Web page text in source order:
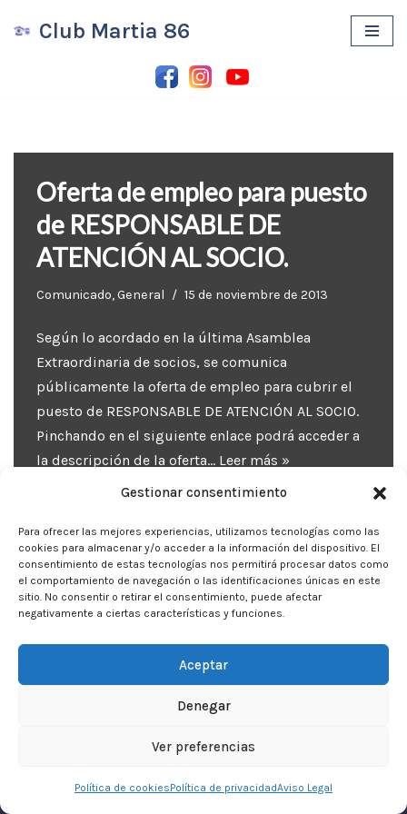
Gestionar consentimiento
Para ofrecer las mejores experiencias, utilizamos tecnologías como las
cookies para almacenar y/o acceder a la información del dispositivo. El
consentimiento de estas tecnologías nos permitirá procesar datos como
el comportamiento de navegación o las identificaciones únicas en este
sitio. No consentir o retirar el consentimiento, puede afectar
negativamente a ciertas características y funciones.
Aceptar
Denegar
Ver preferencias
Política de cookiesPolítica de privacidadAviso Legal
Club Martia 86
Oferta de empleo para puesto
de RESPONSABLE DE
ATENCIÓN AL SOCIO.
Comunicado,General 15 de noviembre de 2013
Según lo acordado en la última Asamblea
Extraordinaria de socios, se comunica
públicamente la oferta de empleo para cubrir el
puesto de RESPONSABLE DE ATENCIÓN AL SOCIO.
Pinchando en el siguiente enlace podrá acceder a
la descripción de la oferta… Leer más »
Política de Cookies